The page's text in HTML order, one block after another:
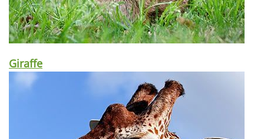
Giraffe